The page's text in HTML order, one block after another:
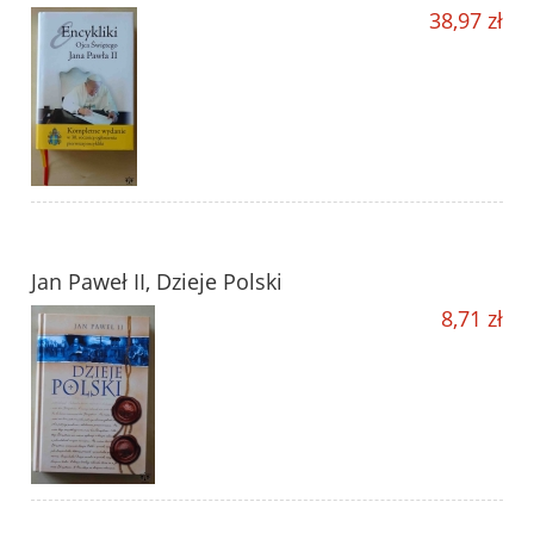
38,97 zł
Jan Paweł II, Dzieje Polski
8,71 zł